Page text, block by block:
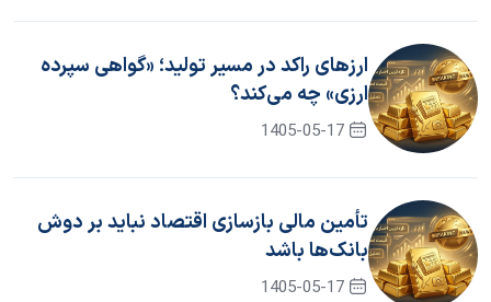
ارزهای راکد در مسیر تولید؛ «گواهی سپرده
ارزی» چه می‌کند؟
1405-05-17
تأمین مالی بازسازی اقتصاد نباید بر دوش
بانک‌ها باشد
1405-05-17